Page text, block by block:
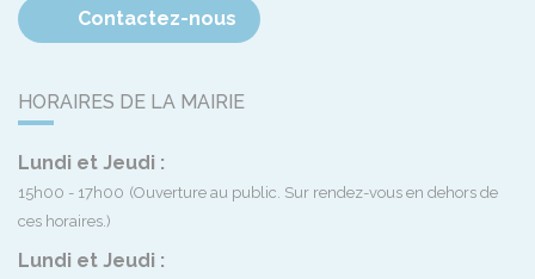
Contactez-nous
HORAIRES DE LA MAIRIE
Lundi et Jeudi :
15h00 - 17h00 (Ouverture au public. Sur rendez-vous en dehors de
ces horaires.)
Lundi et Jeudi :